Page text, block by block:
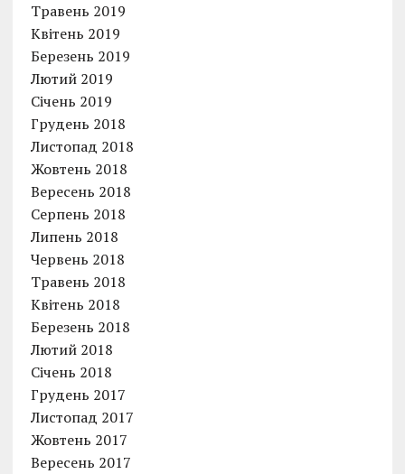
Травень 2019
Квітень 2019
Березень 2019
Лютий 2019
Січень 2019
Грудень 2018
Листопад 2018
Жовтень 2018
Вересень 2018
Серпень 2018
Липень 2018
Червень 2018
Травень 2018
Квітень 2018
Березень 2018
Лютий 2018
Січень 2018
Грудень 2017
Листопад 2017
Жовтень 2017
Вересень 2017